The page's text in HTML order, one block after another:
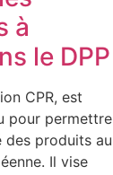
à
le DPP
CPR, est
pour permettre
des produits au
Il vise